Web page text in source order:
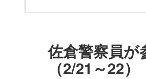
佐倉警察員が
（2/21～22）